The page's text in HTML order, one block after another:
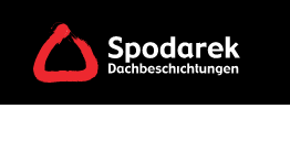
content